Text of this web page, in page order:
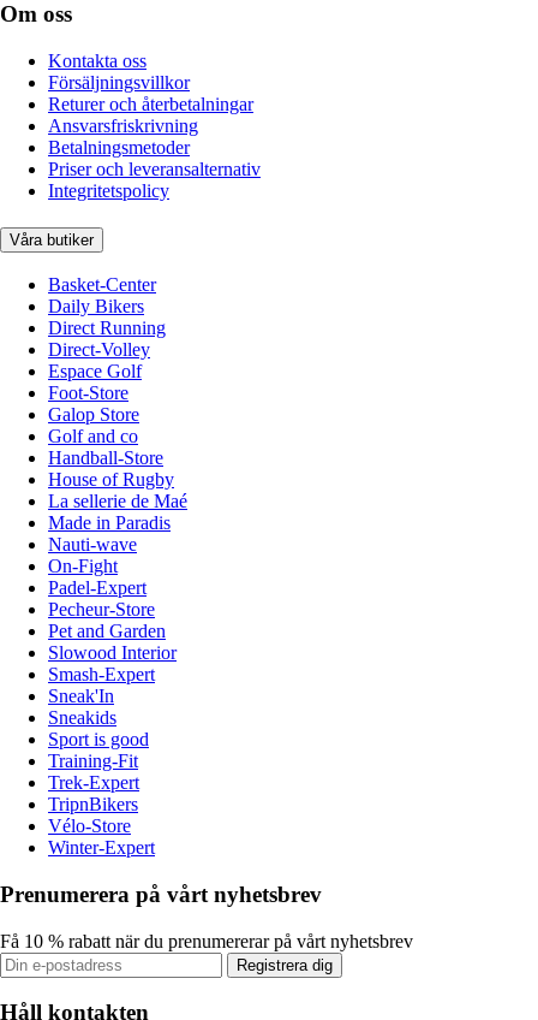
Om oss
Kontakta oss
Försäljningsvillkor
Returer och återbetalningar
Ansvarsfriskrivning
Betalningsmetoder
Priser och leveransalternativ
Integritetspolicy
Våra butiker
Basket-Center
Daily Bikers
Direct Running
Direct-Volley
Espace Golf
Foot-Store
Galop Store
Golf and co
Handball-Store
House of Rugby
La sellerie de Maé
Made in Paradis
Nauti-wave
On-Fight
Padel-Expert
Pecheur-Store
Pet and Garden
Slowood Interior
Smash-Expert
Sneak'In
Sneakids
Sport is good
Training-Fit
Trek-Expert
TripnBikers
Vélo-Store
Winter-Expert
Prenumerera på vårt nyhetsbrev
Få 10 % rabatt när du prenumererar på vårt nyhetsbrev
Registrera dig
Håll kontakten